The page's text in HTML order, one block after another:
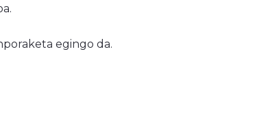
egingo da.